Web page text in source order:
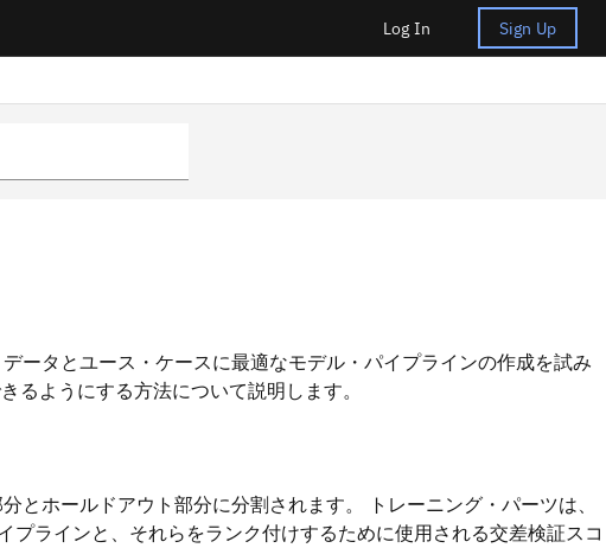
Log In Sign Up
ータとユース・ケースに最適なモデル・パイプラインの作成を試み
るようにする方法について説明します。
ホールドアウト部分に分割されます。 トレーニング・パーツは、
ラインと、それらをランク付けするために使用される交差検証スコ